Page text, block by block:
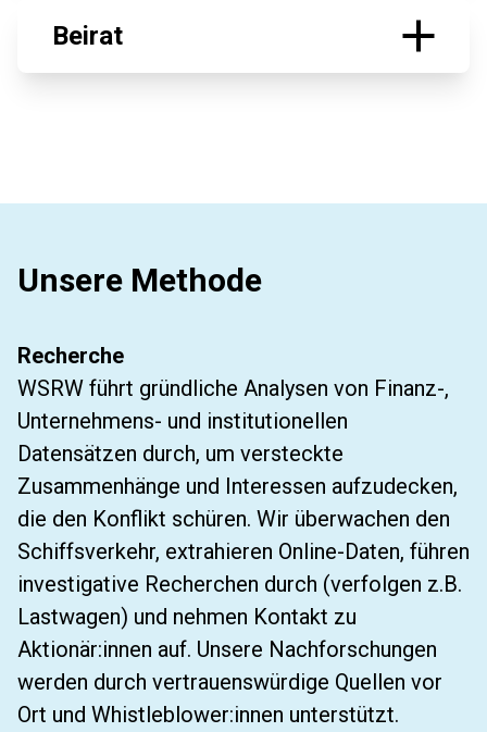
Beirat
Unsere Methode
Recherche
WSRW führt gründliche Analysen von Finanz-,
Unternehmens- und institutionellen
Datensätzen durch, um versteckte
Zusammenhänge und Interessen aufzudecken,
die den Konflikt schüren. Wir überwachen den
Schiffsverkehr, extrahieren Online-Daten, führen
investigative Recherchen durch (verfolgen z.B.
Lastwagen) und nehmen Kontakt zu
Aktionär:innen auf. Unsere Nachforschungen
werden durch vertrauenswürdige Quellen vor
Ort und Whistleblower:innen unterstützt.